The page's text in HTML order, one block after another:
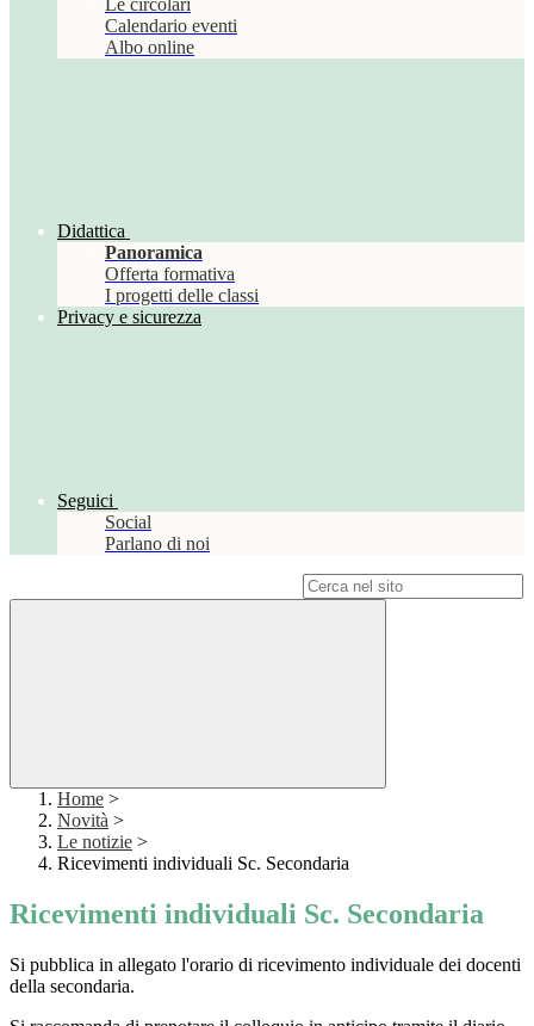
Le circolari
Calendario eventi
Albo online
Didattica
Panoramica
Offerta formativa
I progetti delle classi
Privacy e sicurezza
Seguici
Social
Parlano di noi
Home >
Novità >
Le notizie >
Ricevimenti individuali Sc. Secondaria
Ricevimenti individuali Sc. Secondaria
Si pubblica in allegato l'orario di ricevimento individuale dei docenti
della secondaria.